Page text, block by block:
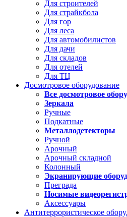
Для строителей
Для страйкбола
Для гор
Для леса
Для автомобилистов
Для дачи
Для складов
Для отелей
Для ТЦ
Досмотровое оборудование
Все досмотровое
Зеркала
Ручные
Подкатные
Металлодетекторы
Ручной
Арочный
Арочный складной
Колонный
Экранирующие
Преграда
Носимые
Аксессуары
Антитеррористическое